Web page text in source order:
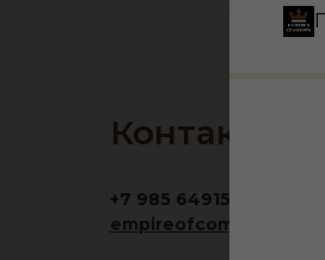
Контакты
+7 985 6491516